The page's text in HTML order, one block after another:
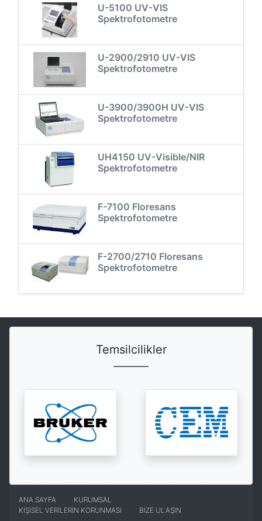
U-5100 UV-VIS
Spektrofotometre
U-2900/2910 UV-VIS
Spektrofotometre
U-3900/3900H UV-VIS
Spektrofotometre
UH4150 UV-Visible/NIR
Spektrofotometre
F-7100 Floresans
Spektrofotometre
F-2700/2710 Floresans
Spektrofotometre
Temsilcilikler
ANA SAYFA
KURUMSAL
KİŞİSEL VERİLERİN KORUNMASI
BİZE ULAŞIN